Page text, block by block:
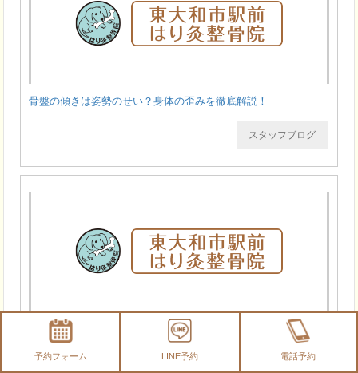
骨盤の傾きは姿勢のせい？身体の歪みを徹底解説！
スタッフブログ
若いのに老けて見える?! 老け見え姿勢の真相とは何か。
スタッフブログ
予約フォーム LINE予約 電話予約